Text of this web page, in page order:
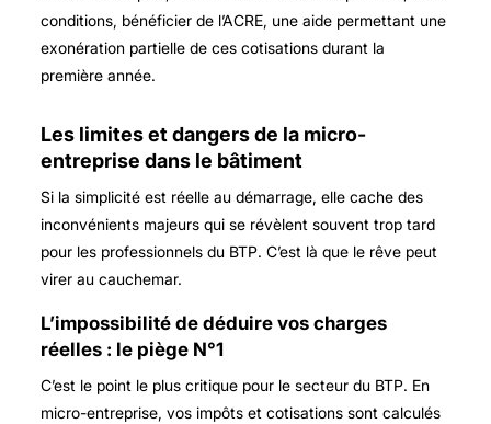
conditions, bénéficier de l’ACRE, une aide permettant une
exonération partielle de ces cotisations durant la
première année.
Les limites et dangers de la micro-
entreprise dans le bâtiment
Si la simplicité est réelle au démarrage, elle cache des
inconvénients majeurs qui se révèlent souvent trop tard
pour les professionnels du BTP. C’est là que le rêve peut
virer au cauchemar.
L’impossibilité de déduire vos charges
réelles : le piège N°1
C’est le point le plus critique pour le secteur du BTP. En
micro-entreprise, vos impôts et cotisations sont calculés